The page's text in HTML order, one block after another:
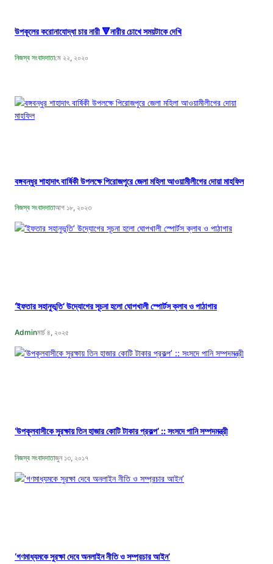
উপকূলের করোনাযোদ্ধা চার নারী 🔻নারীর চোখে সময়টাকে দেখি
নিজস্ব সংবাদদাতামে ২২, ২০২০
বঙ্গবন্ধুর শাহাদাৎ বার্ষিকী উপলক্ষে পিরোজপুরে জেলা মহিলা আওয়ামীলীগের দোয়া মাহফিল
নিজস্ব সংবাদদাতাআগ ১৮, ২০২৩
‘ইফতার সহানুভূতি’ উদ্যোগের সূচনা হলো ঘোপখালী স্পোর্টস ক্লাব ও পাঠাগার
Adminমার্চ ৪, ২০২৫
‘উপকূলবাসীকে সুরক্ষায় তিন হাজার কোটি টাকার প্রকল্প’ :: সংসদে পানি সম্পদমন্ত্রী
নিজস্ব সংবাদদাতাজুন ১৩, ২০১৭
‘গণমাধ্যমকে সুরক্ষা দেবে অনলাইন নীতি ও সম্প্রচার আইন’